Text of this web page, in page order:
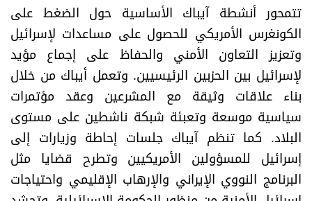
تتمحور أنشطة آيباك الأساسية حول الضغط على
الكونغرس الأمريكي للحصول على مساعدات لإسرائيل
وتعزيز التعاون الأمني والحفاظ على إجماع مؤيد
لإسرائيل بين الحزبين الرئيسيين. وتعمل أيباك من خلال
بناء علاقات وثيقة مع المشرعين وعقد مؤتمرات
سياسية موسعة وتعبئة شبكة ناشطين على مستوى
البلاد. كما تنظم آيباك جلسات إحاطة وزيارات إلى
إسرائيل للمسؤولين الأمريكيين وتطرح قضايا مثل
البرنامج النووي الإيراني والإرهاب الإقليمي واحتياجات